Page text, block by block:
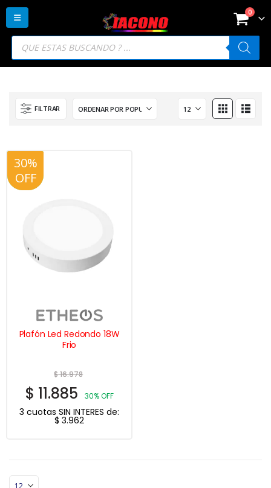
Búsqueda
productos
0
FILTRAR
30%
OFF
20%
OFF
Plafón Led Redondo 18W
Frio
$16.978
$ 11.885 30% OFF
3 cuotas SIN INTERES de:
$ 3.962